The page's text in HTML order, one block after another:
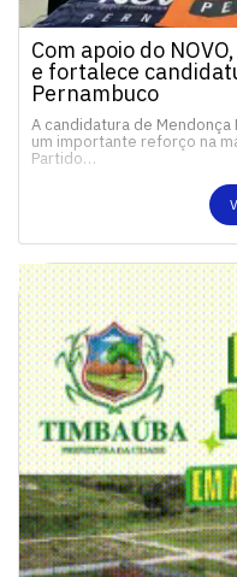
Com apoio do
e fortalece
Pernambuco
A candidatura de Mendonça
um importante reforço na
Partido…